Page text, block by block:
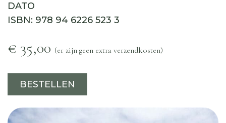
DATO
ISBN: 978 94 6226 523 3
€ 35,00 (er zijn geen extra verzendkosten)
BESTELLEN